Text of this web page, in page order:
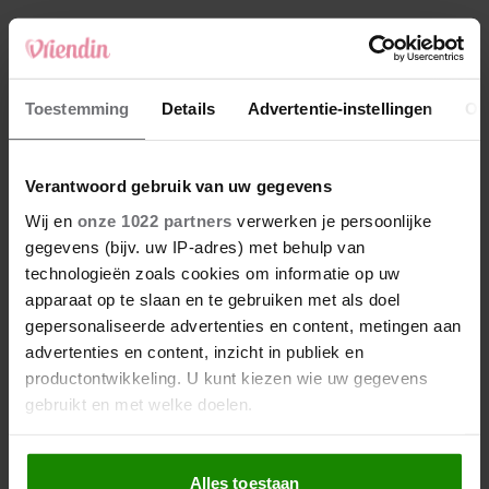
Toestemming Details Advertentie-instellingen
Verantwoord gebruik van uw gegevens
Wij en onze 1022 partners verwerken je persoonlijke
gegevens (bijv. uw IP-adres) met behulp van
technologieën zoals cookies om informatie op uw
apparaat op te slaan en te gebruiken met als doel
gepersonaliseerde advertenties en content, metingen aan
advertenties en content, inzicht in publiek en
productontwikkeling. U kunt kiezen wie uw gegevens
gebruikt en met welke doelen.
Als u het toestaat, willen we ook graag:
Alles toestaan
4 fluistert hij. Ik sluit mijn ogen en zwijg’
5 Makelaar Mandy: ‘Vrijdagavond belde Bart.
Hij sprak eng kalm’
Nieuw